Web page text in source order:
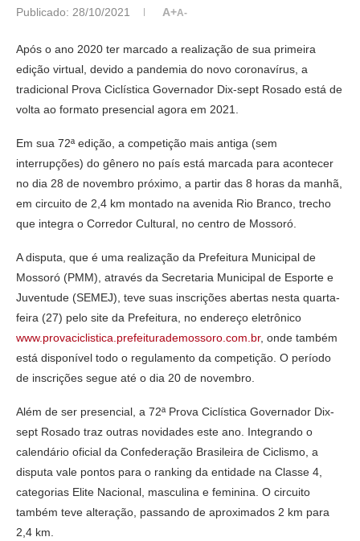
Publicado: 28/10/2021 A+A-
Após o ano 2020 ter marcado a realização de sua primeira
edição virtual, devido a pandemia do novo coronavírus, a
tradicional Prova Ciclística Governador Dix-sept Rosado está de
volta ao formato presencial agora em 2021.
Em sua 72ª edição, a competição mais antiga (sem
interrupções) do gênero no país está marcada para acontecer
no dia 28 de novembro próximo, a partir das 8 horas da manhã,
em circuito de 2,4 km montado na avenida Rio Branco, trecho
que integra o Corredor Cultural, no centro de Mossoró.
A disputa, que é uma realização da Prefeitura Municipal de
Mossoró (PMM), através da Secretaria Municipal de Esporte e
Juventude (SEMEJ), teve suas inscrições abertas nesta quarta-
feira (27) pelo site da Prefeitura, no endereço eletrônico
www.provaciclistica.prefeiturademossoro.com.br, onde também
está disponível todo o regulamento da competição. O período
de inscrições segue até o dia 20 de novembro.
Além de ser presencial, a 72ª Prova Ciclística Governador Dix-
sept Rosado traz outras novidades este ano. Integrando o
calendário oficial da Confederação Brasileira de Ciclismo, a
disputa vale pontos para o ranking da entidade na Classe 4,
categorias Elite Nacional, masculina e feminina. O circuito
também teve alteração, passando de aproximados 2 km para
2,4 km.